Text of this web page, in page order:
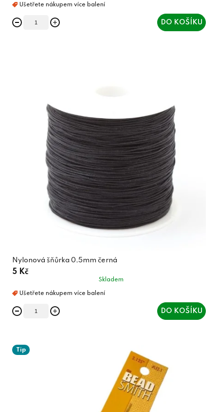
DO KOŠÍKU
Nylonová šňůrka 0,5mm černá
5 Kč
Skladem
DO KOŠÍKU
Tip